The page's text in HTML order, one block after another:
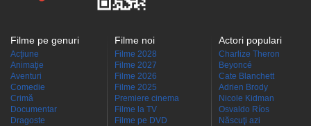
Filme pe genuri
Acţiune
Animaţie
Aventuri
Comedie
Crimă
Documentar
Dragoste
Filme noi
Filme 2028
Filme 2027
Filme 2026
Filme 2025
Premiere cinema
Filme la TV
Filme pe DVD
Actori populari
Charlize Theron
Beyoncé
Cate Blanchett
Adrien Brody
Nicole Kidman
Osvaldo Ríos
Născuţi azi